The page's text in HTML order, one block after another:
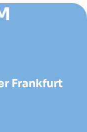
Frankfurt